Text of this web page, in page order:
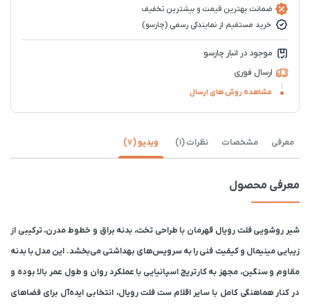
ضمانت بهترین قیمت و بیشترین تخفیف
خرید مستقیم از نمایندگی رسمی (چارسو)
موجود در انبار چارسو
ارسال فوری
مشاهده روش های ارسال
معرفی مشخصات نظرات (1) ویدیو (7)
معرفی محصول
شیر روشویی فلت رویال قهرمان با طراحی تخت، بدنه براق و خطوط مدرن، ترکیبی از
زیبایی مینیمال و کیفیت فنی را به سرویس‌های بهداشتی می‌بخشد. این مدل با بدنه
مقاوم و سنگین، مجهز به کارتریج اسپانیایی با عملکرد روان و طول عمر بالا بوده و
در کنار هماهنگی کامل با سایر اقلام ست فلت رویال، انتخابی ایده‌آل برای فضاهای